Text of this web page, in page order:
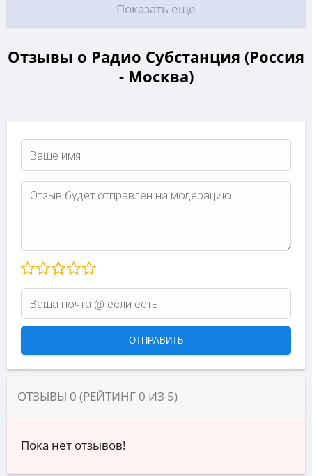
Показать еще
Отзывы о Радио Субстанция (Россия
- Москва)
ОТЗЫВЫ 0 (РЕЙТИНГ 0 ИЗ 5)
Пока нет отзывов!